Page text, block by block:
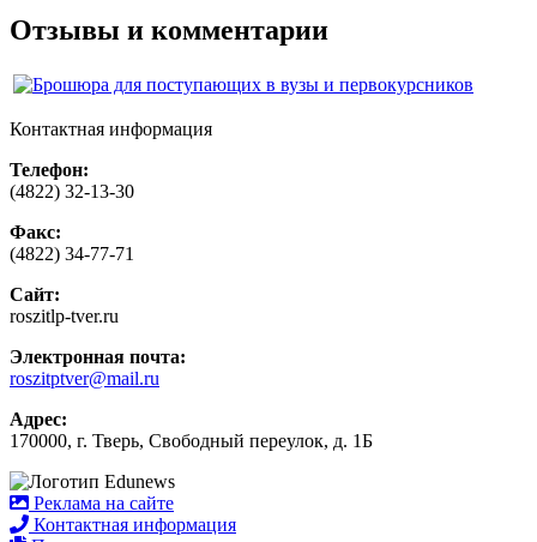
Отзывы и комментарии
Контактная информация
Телефон:
(4822) 32-13-30
Факс:
(4822) 34-77-71
Сайт:
roszitlp-tver.ru
Электронная почта:
roszitptver@mail.ru
Адрес:
170000, г. Тверь, Свободный переулок, д. 1Б
Реклама на сайте
Контактная информация